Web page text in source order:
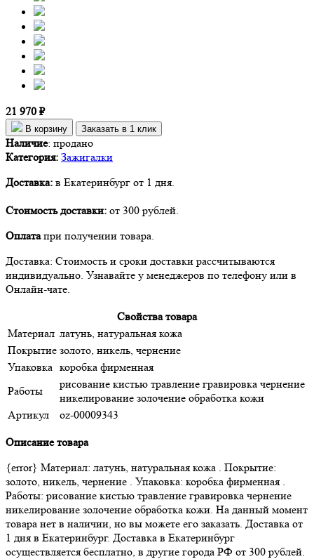
21 970 ₽
В корзину Заказать в 1 клик
Наличие: продано
Категория: Зажигалки
Доставка: в Екатеринбург от 1 дня.
Стоимость доставки: от 300 рублей.
Оплатапри получении товара.
Доставка: Стоимость и сроки доставки рассчитываются
индивидуально. Узнавайте у менеджеров по телефону или в
Онлайн-чате.
Свойства товара
Материал латунь, натуральная кожа
Покрытие золото, никель, чернение
Упаковка коробка фирменная
Работы
рисование кистью травление гравировка чернение
никелирование золочение обработка кожи
Артикул
oz-00009343
Описание товара
{error} Материал: латунь, натуральная кожа . Покрытие:
золото, никель, чернение . Упаковка: коробка фирменная .
Работы: рисование кистью травление гравировка чернение
никелирование золочение обработка кожи. На данный момент
товара нет в наличии, но вы можете его заказать. Доставка от
1 дня в Екатеринбург. Доставка в Екатеринбург
осуществляется бесплатно, в другие города РФ от 300 рублей.